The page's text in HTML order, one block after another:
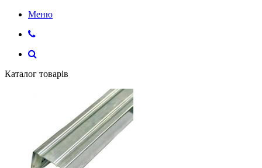
Меню
Каталог товарів